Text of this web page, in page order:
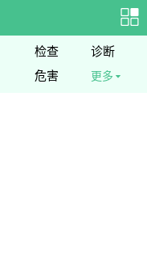
检查
诊断
危害 更多